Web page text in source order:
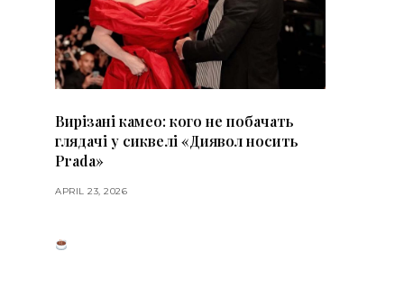
Вирізані камео: кого не побачать
глядачі у сиквелі «Диявол носить
Prada»
APRIL 23, 2026